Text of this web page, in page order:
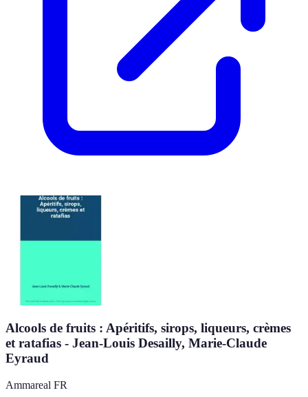
Alcools de fruits : Apéritifs, sirops, liqueurs, crèmes
et ratafias - Jean-Louis Desailly, Marie-Claude
Eyraud
Ammareal FR